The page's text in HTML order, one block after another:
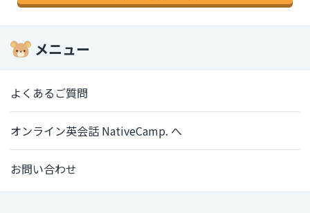
メニュー
よくあるご質問
オンライン英会話 NativeCamp. へ
お問い合わせ